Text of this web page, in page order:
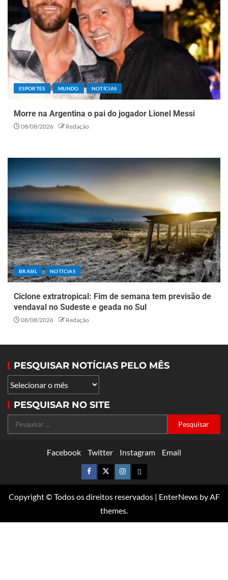
ESPORTES MUNDO NOTÍCIAS
Morre na Argentina o pai do jogador Lionel Messi
08/08/2026 Redação
BRASIL NOTÍCIAS
Ciclone extratropical: Fim de semana tem previsão de
vendaval no Sudeste e geada no Sul
08/08/2026 Redação
PESQUISAR NOTÍCIAS PELO MÊS
PESQUISAR NO SITE
Facebook Twitter Instagram Email
Copyright © Todos os direitos reservados | EnterNewsby AF
themes.